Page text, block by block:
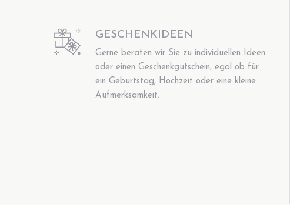
GESCHENKIDEEN
Gerne beraten wir Sie zu individuellen Ideen
oder einen Geschenkgutschein, egal ob für
ein Geburtstag, Hochzeit oder eine kleine
Aufmerksamkeit.